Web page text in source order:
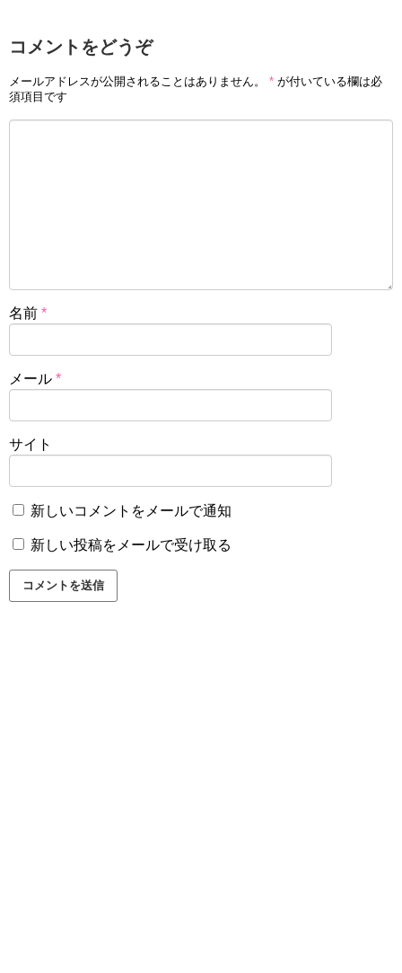
コメントをどうぞ
メールアドレスが公開されることはありません。 * が付いている欄は必
須項目です
名前 *
メール *
サイト
新しいコメントをメールで通知
新しい投稿をメールで受け取る